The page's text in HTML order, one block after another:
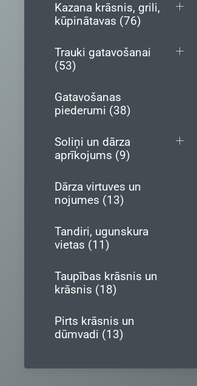
Kazana krāsnis, grili,
kūpinātavas (76)
Trauki gatavošanai
(53)
Gatavošanas
piederumi (38)
Soliņi un dārza
aprīkojums (9)
Dārza virtuves un
nojumes (13)
Tandiri, ugunskura
vietas (11)
Taupības krāsnis un
krāsnis (18)
Pirts krāsnis un
dūmvadi (13)